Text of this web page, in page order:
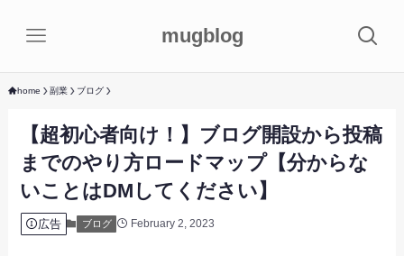
mugblog
home 副業 ブログ
【超初心者向け！】ブログ開設から投稿
までのやり方ロードマップ【分からな
いことはDMしてください】
広告 ブログ February 2, 2023